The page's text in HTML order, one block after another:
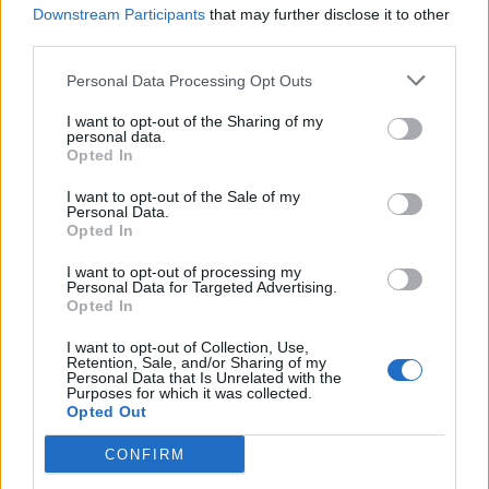
Downstream Participants that may further disclose it to other
Personal Data Processing Opt Outs
I want to opt-out of the Sharing of my
personal data.
Opted In
I want to opt-out of the Sale of my
Personal Data.
Opted In
I want to opt-out of processing my
Personal Data for Targeted Advertising.
Opted In
I want to opt-out of Collection, Use,
Retention, Sale, and/or Sharing of my
Personal Data that Is Unrelated with the
Purposes for which it was collected.
Opted Out
CONFIRM
γκρινιάζει ο γιος της - Η ανάρτηση
και οι απορίες της νέας μαμάς
HOLLYWOOD
Αντόνιο Μπαντέρας: Η καρδιακή
Χρίστος Κούγιας για τα
δημοσιεύματα που αφορούν την
προσωπική του ζωή
DPG NETWORK
Τι είναι το «σύννεφο φωτιάς» -pyrocumulus ή
πυροσωρείτης: Δείτε βίντεο της πυρκαγιάς στον
Κιθαιρώνα